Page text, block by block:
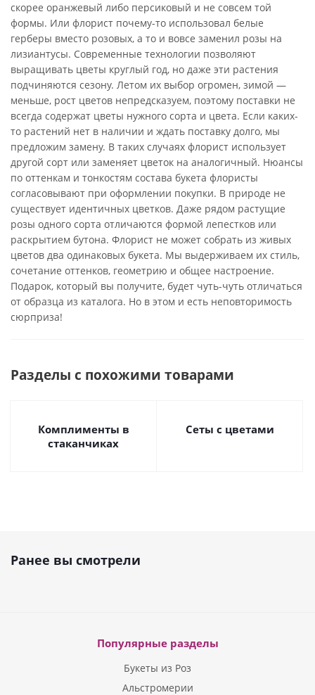
скорее оранжевый либо персиковый и не совсем той
формы. Или флорист почему-то использовал белые
герберы вместо розовых, а то и вовсе заменил розы на
лизиантусы. Современные технологии позволяют
выращивать цветы круглый год, но даже эти растения
подчиняются сезону. Летом их выбор огромен, зимой —
меньше, рост цветов непредсказуем, поэтому поставки не
всегда содержат цветы нужного сорта и цвета. Если каких-
то растений нет в наличии и ждать поставку долго, мы
предложим замену. В таких случаях флорист использует
другой сорт или заменяет цветок на аналогичный. Нюансы
по оттенкам и тонкостям состава букета флористы
согласовывают при оформлении покупки. В природе не
существует идентичных цветков. Даже рядом растущие
розы одного сорта отличаются формой лепестков или
раскрытием бутона. Флорист не может собрать из живых
цветов два одинаковых букета. Мы выдерживаем их стиль,
сочетание оттенков, геометрию и общее настроение.
Подарок, который вы получите, будет чуть-чуть отличаться
от образца из каталога. Но в этом и есть неповторимость
сюрприза!
Разделы с похожими товарами
Комплименты в
стаканчиках
Сеты с цветами
Ранее вы смотрели
Популярные разделы
Букеты из Роз
Альстромерии